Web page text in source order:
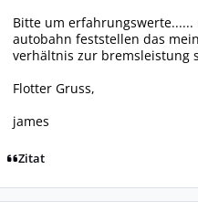
Bitte um
autobahn feststellen das
verhältnis zur bremsleistung
Flotter Gruss,
james
Zitat